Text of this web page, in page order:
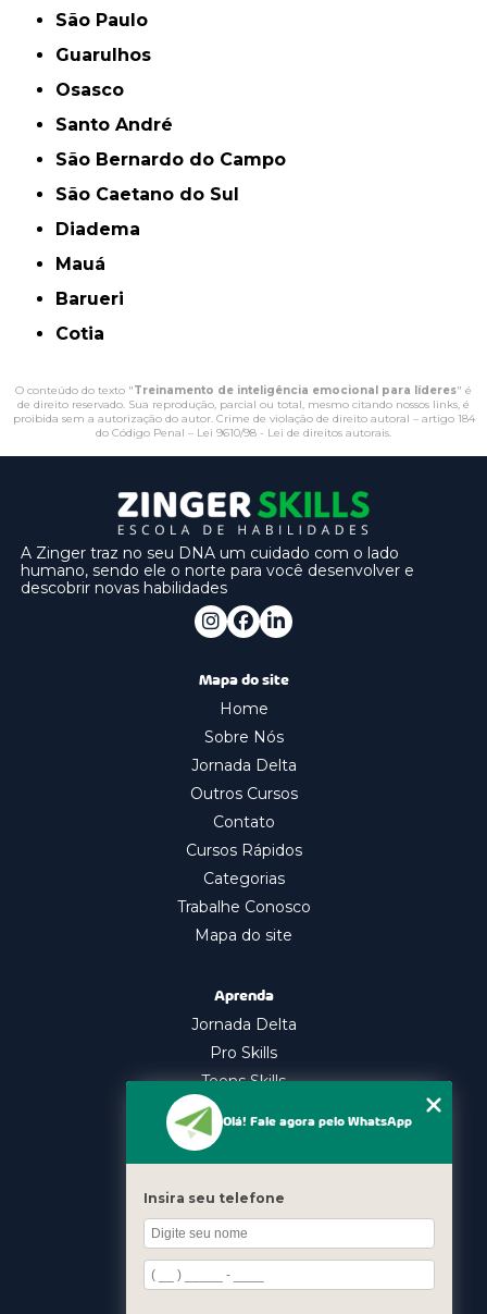
São Paulo
Guarulhos
Osasco
Santo André
São Bernardo do Campo
São Caetano do Sul
Diadema
Mauá
Barueri
Cotia
O conteúdo do texto "Treinamento de inteligência emocional para líderes" é
de direito reservado. Sua reprodução, parcial ou total, mesmo citando nossos links, é
proibida sem a autorização do autor. Crime de violação de direito autoral – artigo 184
do Código Penal – Lei 9610/98 - Lei de direitos autorais.
A Zinger traz no seu DNA um cuidado com o lado
humano, sendo ele o norte para você desenvolver e
descobrir novas habilidades
Mapa do site
Home
Sobre Nós
Jornada Delta
Outros Cursos
Contato
Cursos Rápidos
Categorias
Trabalhe Conosco
Mapa do site
Aprenda
Jornada Delta
Pro Skills
Teens Skills
In Company
Oratória
Gestão Emocional
Liderança
Olá! Fale agora pelo WhatsApp
Insira seu telefone